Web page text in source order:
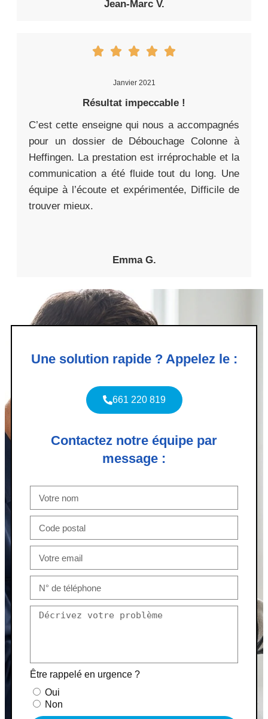
Jean-Marc V.
Janvier 2021
Résultat impeccable !
C’est cette enseigne qui nous a accompagnés
pour un dossier de Débouchage Colonne à
Heffingen. La prestation est irréprochable et la
communication a été fluide tout du long. Une
équipe à l’écoute et expérimentée, Difficile de
trouver mieux.
Emma G.
Une solution rapide ? Appelez le :
661 220 819
Contactez notre équipe par
message :
Être rappelé en urgence ?
Oui
Non